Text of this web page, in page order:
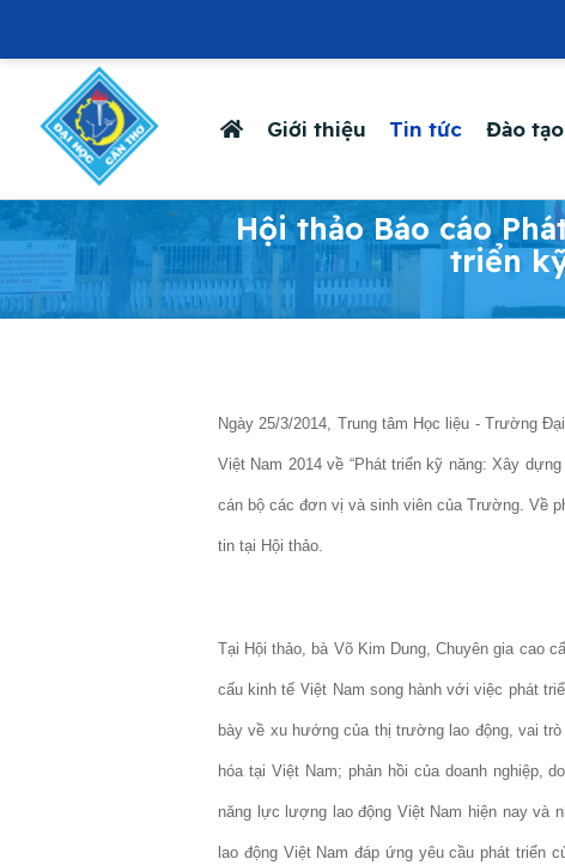
Giới thiệu Tin tức Đào tạo
-
Hội thảo Báo cáo
triển
Ngày 25/3/2014, Trung tâm Học liệu - Trường
Việt Nam 2014 về “Phát triển kỹ năng: Xây
cán bộ các đơn vị và sinh viên của Trường. Về
tin tại Hội thảo.
Tại Hội thảo, bà Võ Kim Dung, Chuyên gia cao
cấu kinh tế Việt Nam song hành với việc phát
bày về xu hướng của thị trường lao động, vai
hóa tại Việt Nam; phản hồi của doanh nghiệp,
năng lực lượng lao động Việt Nam hiện nay và
lao động Việt Nam đáp ứng yêu cầu phát triển